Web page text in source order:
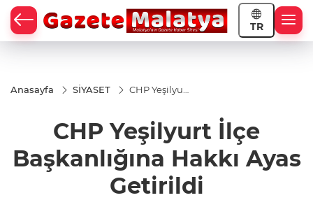
TR
Anasayfa SİYASET
CHP Yeşilyurt
Hakkı Ayas
Getirildi
CHP Yeşilyurt İlçe
Başkanlığına Hakkı Ayas
Getirildi